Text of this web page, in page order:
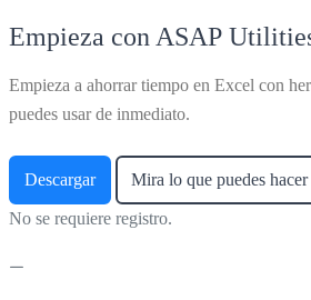
Empieza con ASAP
Empieza a ahorrar tiempo en Excel con
puedes usar de inmediato.
Descargar Mira lo que puedes hacer
No se requiere registro.